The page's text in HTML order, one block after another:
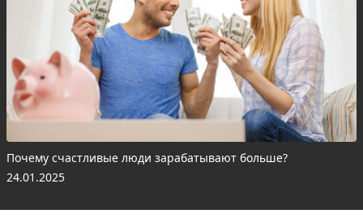
Почему счастливые люди зарабатывают больше?
24.01.2025